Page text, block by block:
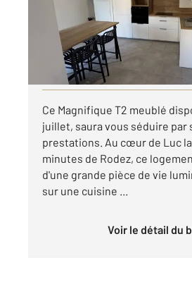
Appartement F2 à louer
650 €
par mois charges comprises
Visiter le site dédié
Ce Magnifique T2 meublé
juillet, saura vous séduire
prestations. Au cœur de Luc la
minutes de Rodez, ce
d'une grande pièce de vie
sur une cuisine ...
Voir le détail du